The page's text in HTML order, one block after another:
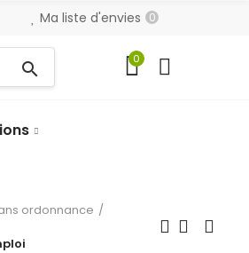
Ma liste d'envies 0
search 0
ordonnance